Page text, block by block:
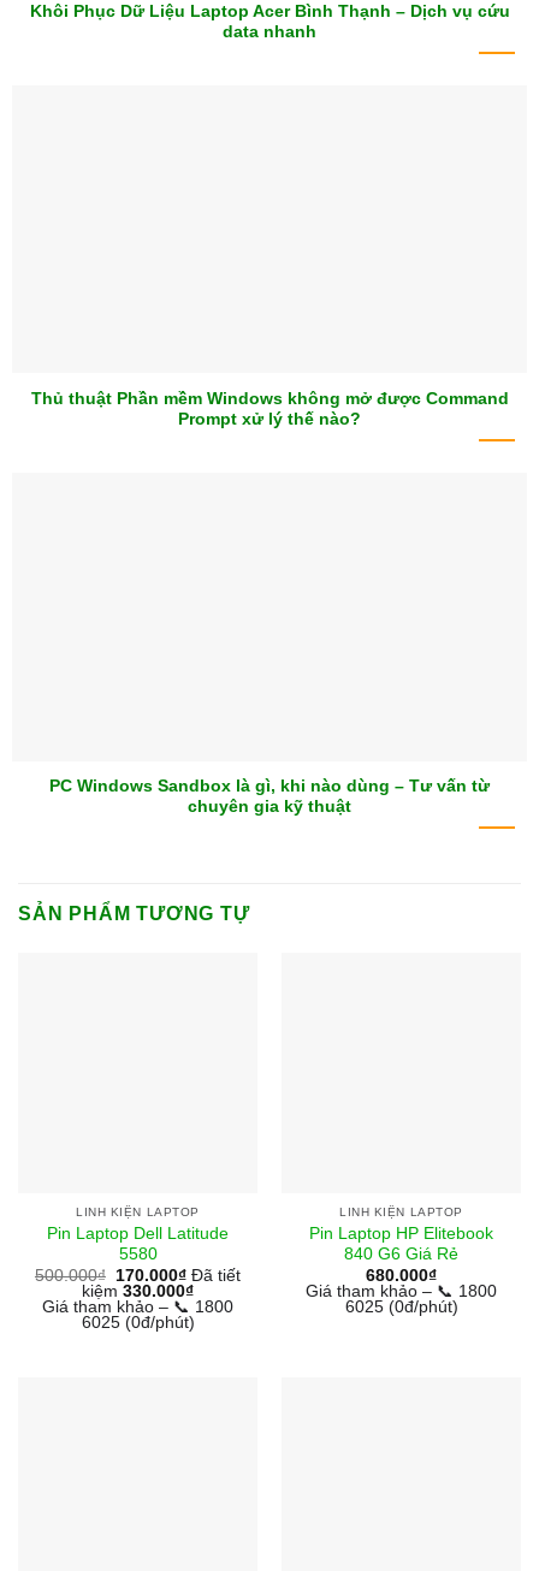
Khôi Phục Dữ Liệu Laptop Acer Bình Thạnh – Dịch vụ cứu
data nhanh
Thủ thuật Phần mềm Windows không mở được Command
Prompt xử lý thế nào?
PC Windows Sandbox là gì, khi nào dùng – Tư vấn từ
chuyên gia kỹ thuật
SẢN PHẨM TƯƠNG TỰ
LINH KIỆN LAPTOP
Pin Laptop Dell Latitude
5580
500.000₫ 170.000₫ Đã tiết
kiệm 330.000₫
Giá tham khảo – 📞 1800
6025 (0đ/phút)
LINH KIỆN LAPTOP
Pin Laptop HP Elitebook
840 G6 Giá Rẻ
680.000₫
Giá tham khảo – 📞 1800
6025 (0đ/phút)